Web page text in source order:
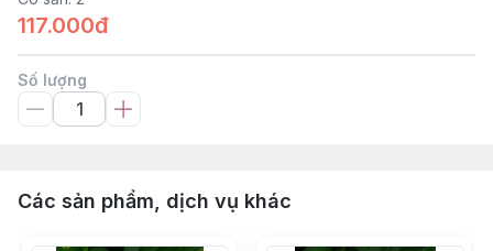
117.000đ
Số lượng
Các sản phẩm, dịch vụ khác